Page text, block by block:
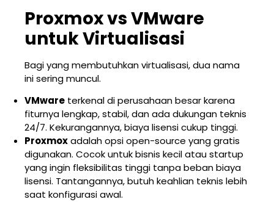
Proxmox vs VMware
untuk Virtualisasi
Bagi yang membutuhkan virtualisasi, dua nama
ini sering muncul.
VMware terkenal di perusahaan besar karena
fiturnya lengkap, stabil, dan ada dukungan teknis
24/7. Kekurangannya, biaya lisensi cukup tinggi.
Proxmoxadalah opsi open-source yang gratis
digunakan. Cocok untuk bisnis kecil atau startup
yang ingin fleksibilitas tinggi tanpa beban biaya
lisensi. Tantangannya, butuh keahlian teknis lebih
saat konfigurasi awal.